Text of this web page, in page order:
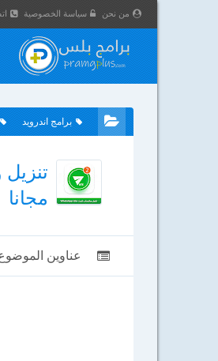
من نحن سياسة الخصوصية
برامج اندرويد
مجانا
عناوين